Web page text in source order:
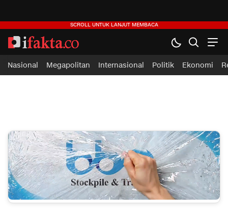
ifakta.co
#pastibenar
Nasional Megapolitan Internasional Politik Ekonomi